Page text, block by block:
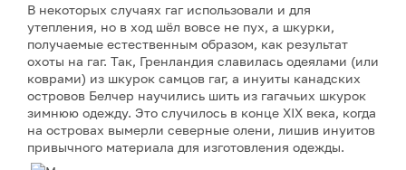
В некоторых случаях гаг использовали и для
утепления, но в ход шёл вовсе не пух, а шкурки,
получаемые естественным образом, как результат
охоты на гаг. Так, Гренландия славилась одеялами (или
коврами) из шкурок самцов гаг, а инуиты канадских
островов Белчер научились шить из гагачьих шкурок
зимнюю одежду. Это случилось в конце XIX века, когда
на островах вымерли северные олени, лишив инуитов
привычного материала для изготовления одежды.